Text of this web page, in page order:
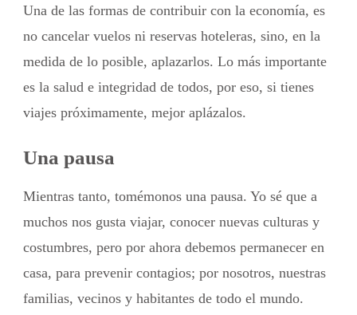
Una de las formas de contribuir con la economía, es
no cancelar vuelos ni reservas hoteleras, sino, en la
medida de lo posible, aplazarlos. Lo más importante
es la salud e integridad de todos, por eso, si tienes
viajes próximamente, mejor aplázalos.
Una pausa
Mientras tanto, tomémonos una pausa. Yo sé que a
muchos nos gusta viajar, conocer nuevas culturas y
costumbres, pero por ahora debemos permanecer en
casa, para prevenir contagios; por nosotros, nuestras
familias, vecinos y habitantes de todo el mundo.